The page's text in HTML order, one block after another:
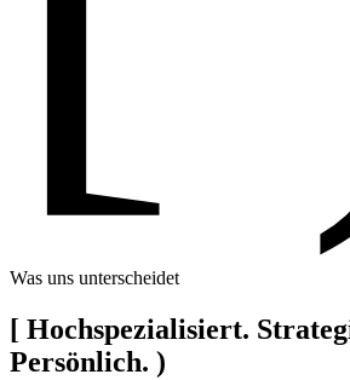
Was uns unterscheidet
[ Hochspezialisiert.
Persönlich. )